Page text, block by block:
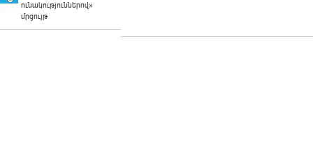
ունակություններով»
մրցույթ